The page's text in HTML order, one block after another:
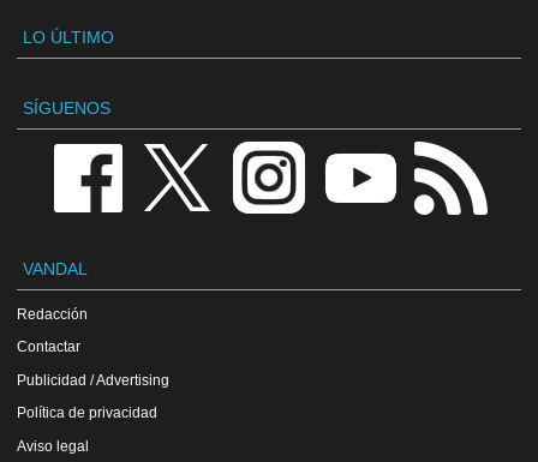
LO ÚLTIMO
SÍGUENOS
VANDAL
Redacción
Contactar
Publicidad / Advertising
Política de privacidad
Aviso legal